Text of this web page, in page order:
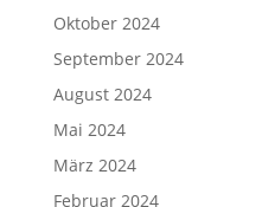
Oktober 2024
September 2024
August 2024
Mai 2024
März 2024
Februar 2024